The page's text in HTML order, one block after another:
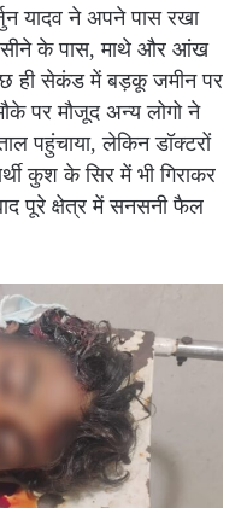
यादव ने अपने पास रखा
सीने के पास, माथे और आंख
ही सेकंड में बड़कू जमीन पर
पर मौजूद अन्य लोगो ने
पहुंचाया, लेकिन डॉक्टरों
कुश के सिर में भी गिराकर
पूरे क्षेत्र में सनसनी फैल